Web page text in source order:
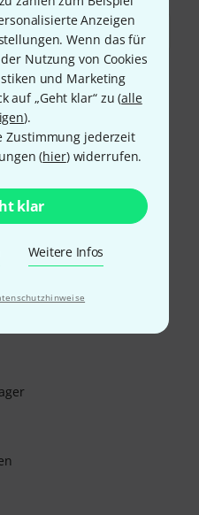
Anzeigen
Wenn das für
Nutzung von Cookies
und Marketing
auf „Geht klar“ zu (alle
).
Zustimmung jederzeit
(hier) widerrufen.
klar
Weitere Infos
per Nachnahme,
Klarna Sofort bezahlen